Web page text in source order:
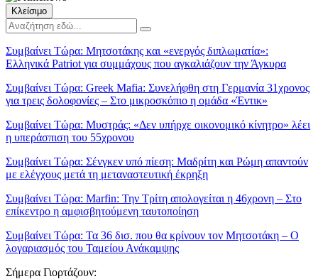
Κλείσιμο
Συμβαίνει Τώρα: Μητσοτάκης και «ενεργός διπλωματία»:
Ελληνικά Patriot για συμμάχους που αγκαλιάζουν την Άγκυρα
Συμβαίνει Τώρα: Greek Mafia: Συνελήφθη στη Γερμανία 31χρονος
για τρεις δολοφονίες – Στο μικροσκόπιο η ομάδα «Έντικ»
Συμβαίνει Τώρα: Μυστράς: «Δεν υπήρχε οικονομικό κίνητρο» λέει
η υπεράσπιση του 55χρονου
Συμβαίνει Τώρα: Σένγκεν υπό πίεση: Μαδρίτη και Ρώμη απαντούν
με ελέγχους μετά τη μεταναστευτική έκρηξη
Συμβαίνει Τώρα: Marfin: Την Τρίτη απολογείται η 46χρονη – Στο
επίκεντρο η αμφισβητούμενη ταυτοποίηση
Συμβαίνει Τώρα: Τα 36 δισ. που θα κρίνουν τον Μητσοτάκη – Ο
λογαριασμός του Ταμείου Ανάκαμψης
Σήμερα Γιορτάζουν: